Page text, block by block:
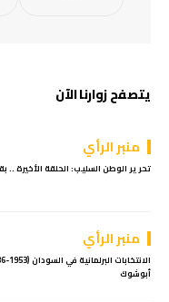
يتصفح زوارنا الآن
منبر الرأي
تحرير الوطن السليب: الحلقة الأخيرة ..
منبر الرأي
أبوشوك